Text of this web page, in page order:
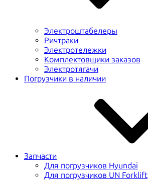
Электроштабелеры
Ричтраки
Электротележки
Комплектовщики заказов
Электротягачи
Погрузчики в наличии
Запчасти
Для погрузчиков Hyundai
Для погрузчиков UN Forklift